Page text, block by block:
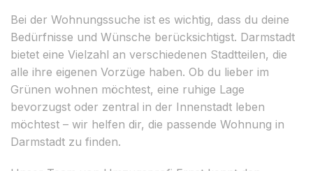
Bei der Wohnungssuche ist es wichtig, dass du deine
Bedürfnisse und Wünsche berücksichtigst. Darmstadt
bietet eine Vielzahl an verschiedenen Stadtteilen, die
alle ihre eigenen Vorzüge haben. Ob du lieber im
Grünen wohnen möchtest, eine ruhige Lage
bevorzugst oder zentral in der Innenstadt leben
möchtest – wir helfen dir, die passende Wohnung in
Darmstadt zu finden.